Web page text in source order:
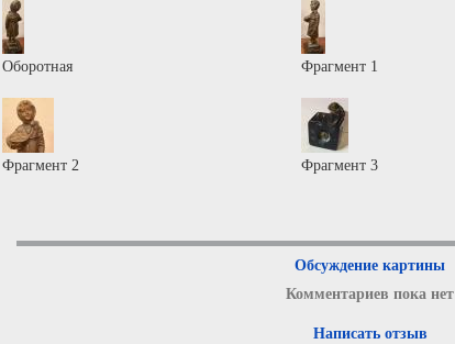
Оборотная Фрагмент 1
Фрагмент 2 Фрагмент 3
Обсуждение картины
Комментариев пока нет
Написать отзыв